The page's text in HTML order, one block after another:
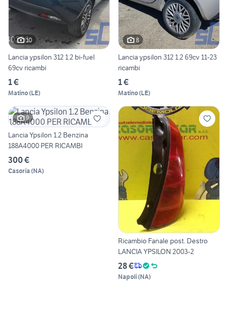
10
Lancia ypsilon 312 1.2 bi-fuel
69cv ricambi
1 €
Matino(LE)
8
Lancia ypsilon 312 1.2 69cv 11-23
ricambi
1 €
Matino(LE)
9
Lancia Ypsilon 1.2 Benzina
188A4000 PER RICAMBI
300 €
Casoria (NA)
Ricambio Fanale post. Destro
LANCIA YPSILON 2003-2
28 €
Napoli(NA)